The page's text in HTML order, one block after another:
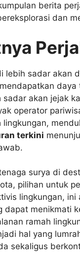
berita
dan
lebih sadar akan
sadar akan jejak
operator
lingkungan,
terkini
surya di
pilihan untuk
lingkungan,
dapat menikmati
ramah
hal yang
sekaligus